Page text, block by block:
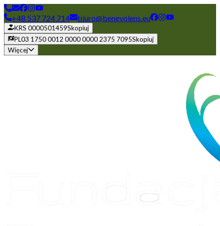
+48 537 724 714 biuro@benevolens.eu
KRS 0000501459Skopiuj
PL03 1750 0012 0000 0000 2375 7095Skopiuj
Więcej